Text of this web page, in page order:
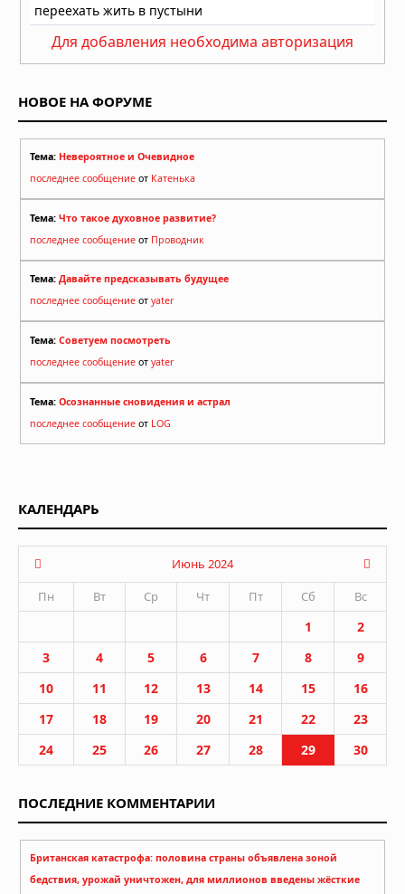
Для добавления необходима авторизация
НОВОЕ НА ФОРУМЕ
Тема: Невероятное и Очевидное
последнее сообщение от Катенька
Тема: Что такое духовное развитие?
последнее сообщение от Проводник
Тема: Давайте предсказывать будущее
последнее сообщение от yater
Тема: Советуем посмотреть
последнее сообщение от yater
Тема: Осознанные сновидения и астрал
последнее сообщение от LOG
КАЛЕНДАРЬ
Июнь 2024
Пн
Вт Ср Чт Пт Сб Вс
1
2
3
4 5 6 7 8
9
10
11 12 13 14 15
16
17
18 19 20 21 22
23
24
25 26 27 28 29 30
ПОСЛЕДНИЕ КОММЕНТАРИИ
Британская катастрофа: половина страны объявлена зоной
бедствия, урожай уничтожен, для миллионов введены жёсткие